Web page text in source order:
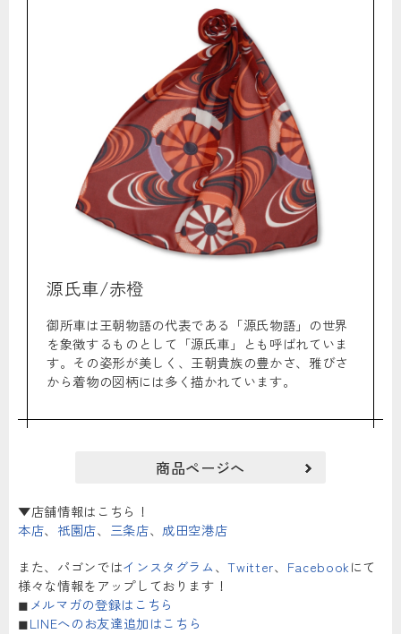
源氏車/赤橙
御所車は王朝物語の代表である「源氏物語」の世界
を象徴するものとして「源氏車」とも呼ばれていま
す。その姿形が美しく、王朝貴族の豊かさ、雅びさ
から着物の図柄には多く描かれています。
商品ページへ
▼店舗情報はこちら！
本店、 祇園店、 三条店、成田空港店
また、パゴンではインスタグラム、Twitter、 Facebookにて
様々な情報をアップしております！
◼︎メルマガの登録はこちら
◼︎LINEへのお友達追加はこちら